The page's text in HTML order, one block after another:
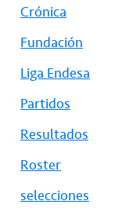
Crónica
Fundación
Liga Endesa
Partidos
Resultados
Roster
selecciones